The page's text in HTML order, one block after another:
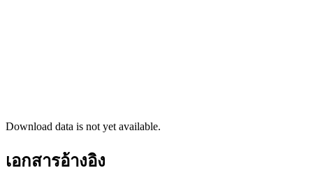
Download data is not yet available.
เอกสารอ้างอิง